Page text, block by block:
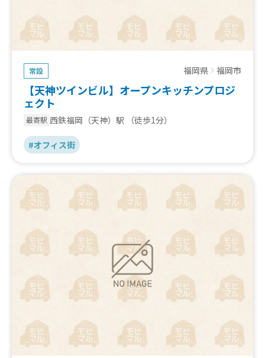
常設 福岡県 福岡市
【天神ツインビル】オープンキッチンプロジ
ェクト
最寄駅 西鉄福岡（天神）駅 （徒歩1分）
#オフィス街